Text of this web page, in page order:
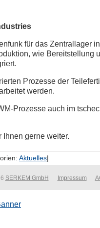
für das Zentrallager
wie Bereitstellung
Prozesse der
werden.
Prozesse auch im
Ihnen gerne weiter.
Aktuelles|
SERKEM GmbH Impressum